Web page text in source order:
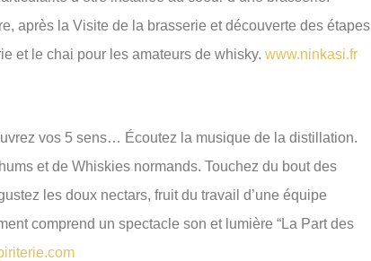
après la Visite de la brasserie et découverte des étapes
et le chai pour les amateurs de whisky. www.ninkasi.fr
vos 5 sens… Écoutez la musique de la distillation.
et de Whiskies normands. Touchez du bout des
les doux nectars, fruit du travail d’une équipe
comprend un spectacle son et lumière “La Part des